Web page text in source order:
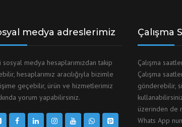
medya adreslerimiz
sosyal medya hesaplarımızdan takip
hesaplarımız aracılığıyla bizimle
geçebilir, ürün ve hizmetlerimiz
yorum yapabilirsiniz.
Çalışma
Çalışma
Çalışma
gönderebilir,
üzerinden de
Whats App